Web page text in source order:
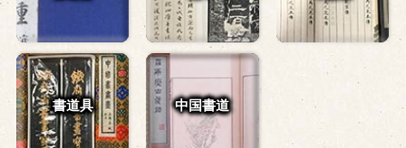
書道具 中国書道